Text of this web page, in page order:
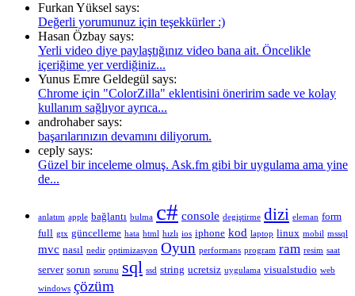
Furkan Yüksel says:
Değerli yorumunuz için teşekkürler :)
Hasan Özbay says:
Yerli video diye paylaştığınız video bana ait. Öncelikle
içeriğime yer verdiğiniz...
Yunus Emre Geldegül says:
Chrome için "ColorZilla" eklentisini öneririm sade ve kolay
kullanım sağlıyor ayrıca...
androhaber says:
başarılarınızın devamını diliyorum.
ceply says:
Güzel bir inceleme olmuş. Ask.fm gibi bir uygulama ama yine
de...
anlatım apple bağlantı bulma c# console degiştirme dizi eleman form
full gtx güncelleme hata html hızlı ios iphone kod laptop linux mobil mssql
mvc nasıl nedir optimizasyon Oyun performans program ram resim saat
server sorun sorunu sql ssd string ucretsiz uygulama visualstudio web
windows çözüm